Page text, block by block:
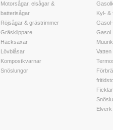
Motorsågar, elsågar &
batterisågar
Röjsågar & grästrimmer
Gräsklippare
Häcksaxar
Lövblåsar
Kompostkvarnar
Snöslungor
Kyl- &
Gasol
Vatten
Elverk